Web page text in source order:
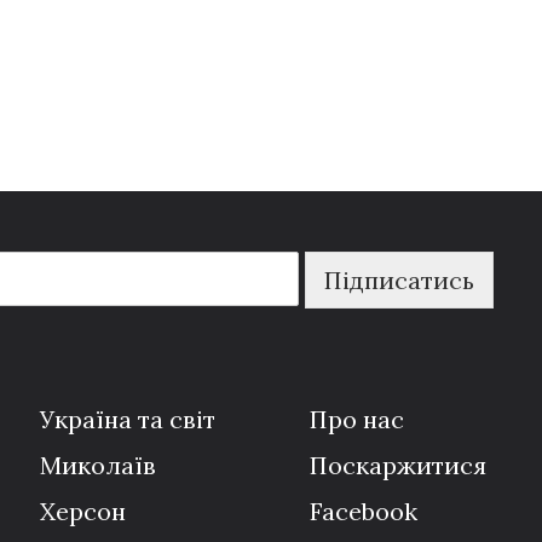
Підписатись
Україна та світ
Миколаїв
Херсон
Про нас
Поскаржитися
Facebook